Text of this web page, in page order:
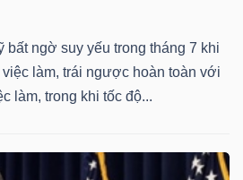
bất ngờ suy yếu trong tháng 7 khi
làm, trái ngược hoàn toàn với
làm, trong khi tốc độ...